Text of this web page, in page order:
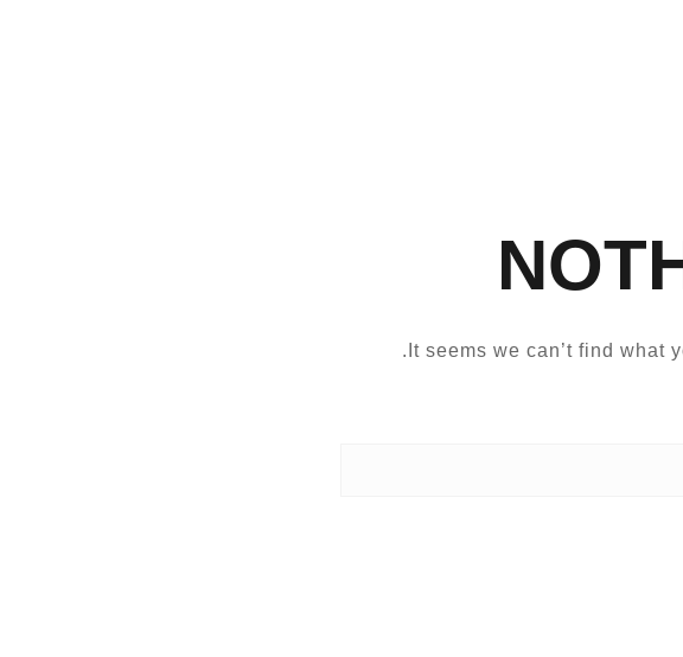
It seems we can’t find what